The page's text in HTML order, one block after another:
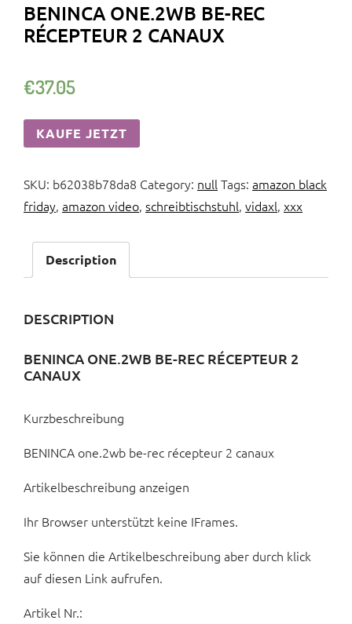
BENINCA ONE.2WB BE-REC
RÉCEPTEUR 2 CANAUX
€37.05
KAUFE JETZT
SKU: b62038b78da8 Category: null Tags: amazon black
friday, amazon video, schreibtischstuhl, vidaxl, xxx
Description
DESCRIPTION
BENINCA ONE.2WB BE-REC RÉCEPTEUR 2
CANAUX
Kurzbeschreibung
BENINCA one.2wb be-rec récepteur 2 canaux
Artikelbeschreibung anzeigen
Ihr Browser unterstützt keine IFrames.
Sie können die Artikelbeschreibung aber durch klick
auf diesen Link aufrufen.
Artikel Nr.: